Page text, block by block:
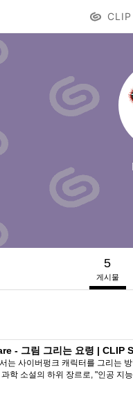
5
게시물
- 그림 그리는 요령 | CLIP
는 사이버펑크 캐릭터를 그리는
학 소설의 하위 장르로, "인공 지